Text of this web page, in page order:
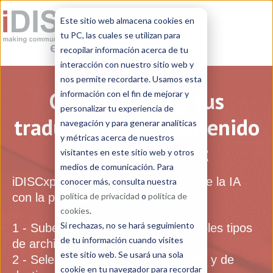
Este sitio web almacena cookies en
tu PC, las cuales se utilizan para
recopilar información acerca de tu
interacción con nuestro sitio web y
nos permite recordarte. Usamos esta
información con el fin de mejorar y
personalizar tu experiencia de
navegación y para generar analíticas
y métricas acerca de nuestros
visitantes en este sitio web y otros
medios de comunicación. Para
conocer más, consulta nuestra
política de privacidad o política de
cookies.
Si rechazas, no se hará seguimiento
de tu información cuando visites
este sitio web. Se usará una sola
cookie en tu navegador para recordar
Gestiona todas tus
traducciones de contenido
con un solo clic
iDISCxpresscombina la velocidad de la IA
con la precisión humana:
1 - Sube tus archivos (acepta múltiples tipos
de archivo)
2 - Selecciona los idiomas de origen y de